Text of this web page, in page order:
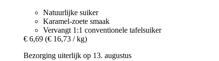
Natuurlijke suiker
Karamel-zoete smaak
Vervangt 1:1 conventionele tafelsuiker
€ 6,69 (€ 16,73 / kg)
Bezorging uiterlijk op 13. augustus